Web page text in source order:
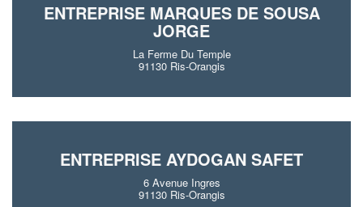
ENTREPRISE MARQUES DE SOUSA
JORGE
La Ferme Du Temple
91130 Ris-Orangis
ENTREPRISE AYDOGAN SAFET
6 Avenue Ingres
91130 Ris-Orangis